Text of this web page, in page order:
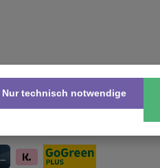
Nur technisch notwendige